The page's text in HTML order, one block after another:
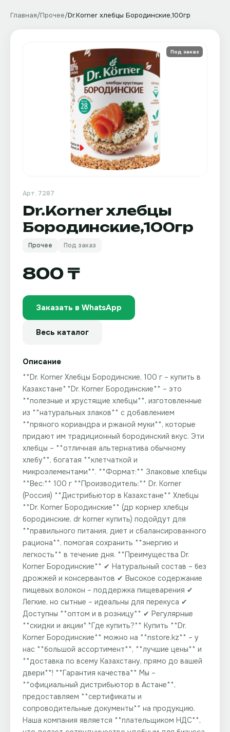
Главная/Прочее/Dr.Korner хлебцы Бородинские,100гр
Под заказ
Арт. 7287
Dr.Korner хлебцы
Бородинские,100гр
Прочее Под заказ
800 ₸
Заказать в WhatsApp
Весь каталог
Описание
**Dr. Korner Хлебцы Бородинские, 100 г – купить в
Казахстане** **Dr. Korner Бородинские** – это
**полезные и хрустящие хлебцы**, изготовленные
из **натуральных злаков** с добавлением
**пряного кориандра и ржаной муки**, которые
придают им традиционный бородинский вкус. Эти
хлебцы – **отличная альтернатива обычному
хлебу**, богатая **клетчаткой и
микроэлементами**. **Формат:** Злаковые хлебцы
**Вес:** 100 г **Производитель:** Dr. Korner
(Россия) **Дистрибьютор в Казахстане** Хлебцы
**Dr. Korner Бородинские** (др корнер хлебцы
бородинские, dr korner купить) подойдут для
**правильного питания, диет и сбалансированного
рациона**, помогая сохранить **энергию и
легкость** в течение дня. **Преимущества Dr.
Korner Бородинские** ✔ Натуральный состав – без
дрожжей и консервантов ✔ Высокое содержание
пищевых волокон – поддержка пищеварения ✔
Легкие, но сытные – идеальны для перекуса ✔
Доступны **оптом и в розницу** ✔ Регулярные
**скидки и акции** **Где купить?** Купить **Dr.
Korner Бородинские** можно на **nstore.kz** – у
нас **большой ассортимент**, **лучшие цены** и
**доставка по всему Казахстану, прямо до вашей
двери**! **Гарантия качества** Мы –
**официальный дистрибьютор в Астане**,
предоставляем **сертификаты и
сопроводительные документы** на продукцию.
Наша компания является **плательщиком НДС**,